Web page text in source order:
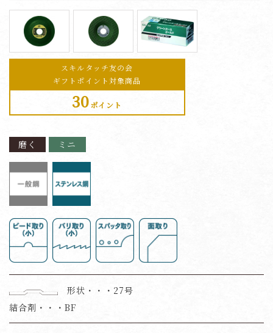
スキルタッチ友の会
ギフトポイント対象商品
30ポイント
磨く ミニ
形状・・・27号
結合剤・・・BF